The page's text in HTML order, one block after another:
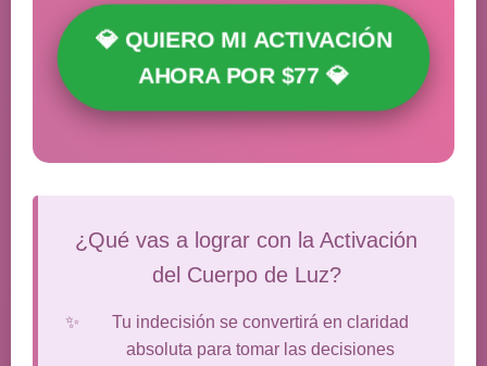
💎 QUIERO MI ACTIVACIÓN
AHORA POR $77 💎
¿Qué vas a lograr con la Activación
del Cuerpo de Luz?
Tu indecisión se convertirá en claridad
absoluta para tomar las decisiones